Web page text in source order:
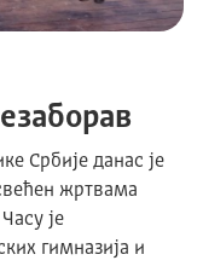
Србије данас је
жртвама
је
гимназија и